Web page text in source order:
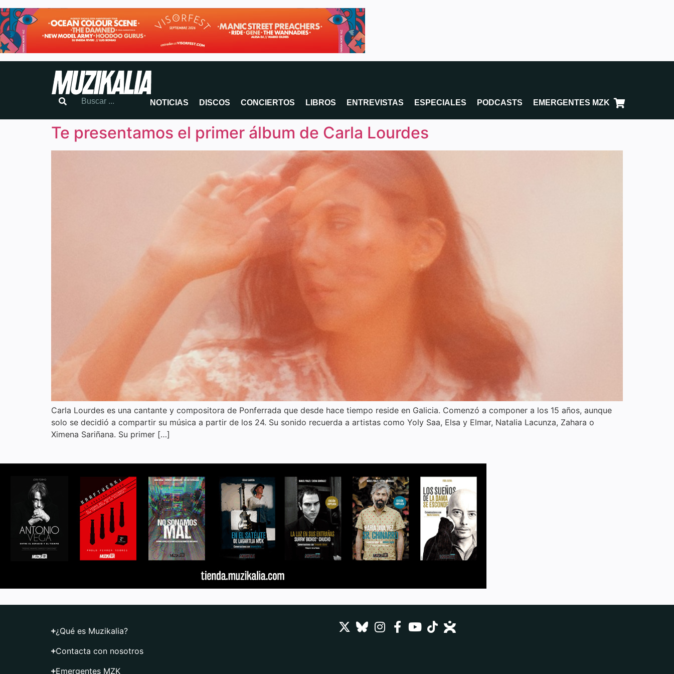
NOTICIAS DISCOS CONCIERTOS LIBROS ENTREVISTAS ESPECIALES PODCASTS EMERGENTES MZK
Te presentamos el primer álbum de Carla Lourdes
Carla Lourdes es una cantante y compositora de Ponferrada que desde hace tiempo reside en Galicia. Comenzó a componer a los 15 años, aunque
solo se decidió a compartir su música a partir de los 24. Su sonido recuerda a artistas como Yoly Saa, Elsa y Elmar, Natalia Lacunza, Zahara o
Ximena Sariñana. Su primer […]
¿Qué es Muzikalia?
Contacta con nosotros
Emergentes MZK